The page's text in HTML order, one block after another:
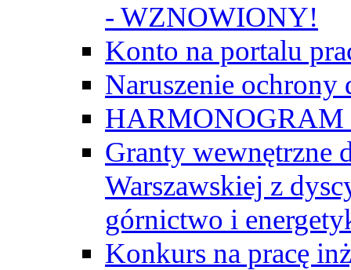
- WZNOWIONY!
Konto na portalu
Naruszenie ochrony
Granty wewnętrzne
Warszawskiej z
górnictwo i
Konkurs na pracę